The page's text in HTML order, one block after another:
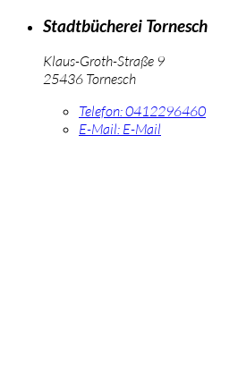
Stadtbücherei Tornesch
Klaus-Groth-Straße 9
25436 Tornesch
Telefon:0412296460
E-Mail: E-Mail